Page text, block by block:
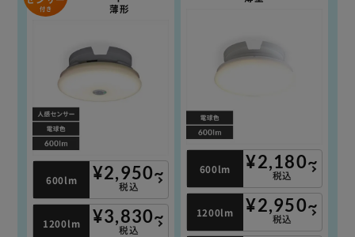
付き
薄形
600lm ¥2,950~
税込
1200lm ¥3,830~
税込
600lm ¥2,180~
税込
1200lm ¥2,950~
税込